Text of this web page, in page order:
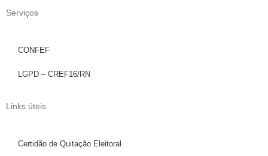
Serviços
CONFEF
LGPD – CREF16/RN
Links úteis
Certidão de Quitação Eleitoral